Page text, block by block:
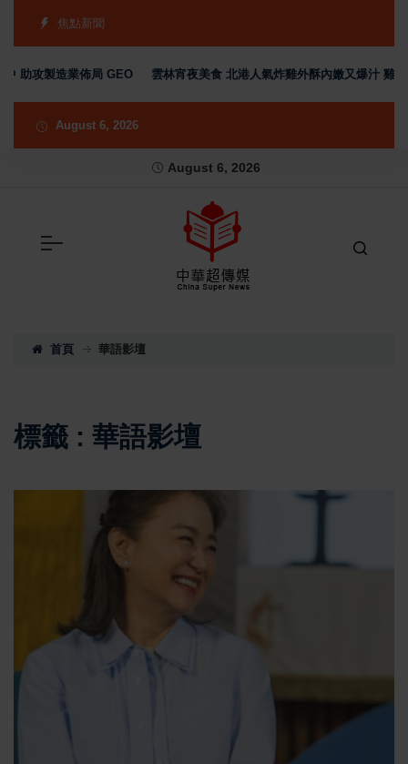
焦點新聞
助攻製造業佈局 GEO 雲林宵夜美食 北港人氣炸雞外酥內嫩又爆汁 雞排
August 6, 2026
August 6, 2026
首頁 華語影壇
標籤 : 華語影壇